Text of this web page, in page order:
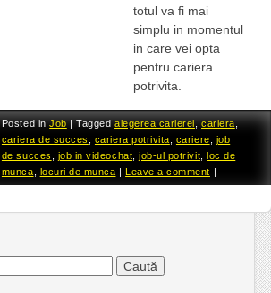
totul va fi mai
simplu in momentul
in care vei opta
pentru cariera
potrivita.
Posted inJob |Taggedalegerea carierei,cariera,
cariera de succes
cariera potrivita cariere
job
de succes
job in videochat ,job-ul potrivit ,loc de
munca
locuri de munca |Leave a comment |